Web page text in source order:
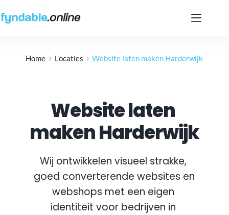
naar
de
Home Locaties Website laten maken Harderwijk
Website laten
maken Harderwijk
Wij ontwikkelen visueel strakke,
goed converterende websites en
webshops met een eigen